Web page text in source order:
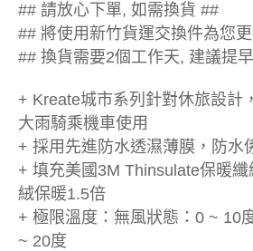
## 請放心下單, 如需換貨 ##
## 將使用新竹貨運交換件為您
## 換貨需要2個工作天, 建議提
+ Kreate城市系列針對休旅設計
大雨騎乘機車使用
+ 採用先進防水透濕薄膜，防水
+ 填充美國3M Thinsulate保暖纖
絨保暖1.5倍
+ 極限溫度：無風狀態：0 ~ 10
~ 20度